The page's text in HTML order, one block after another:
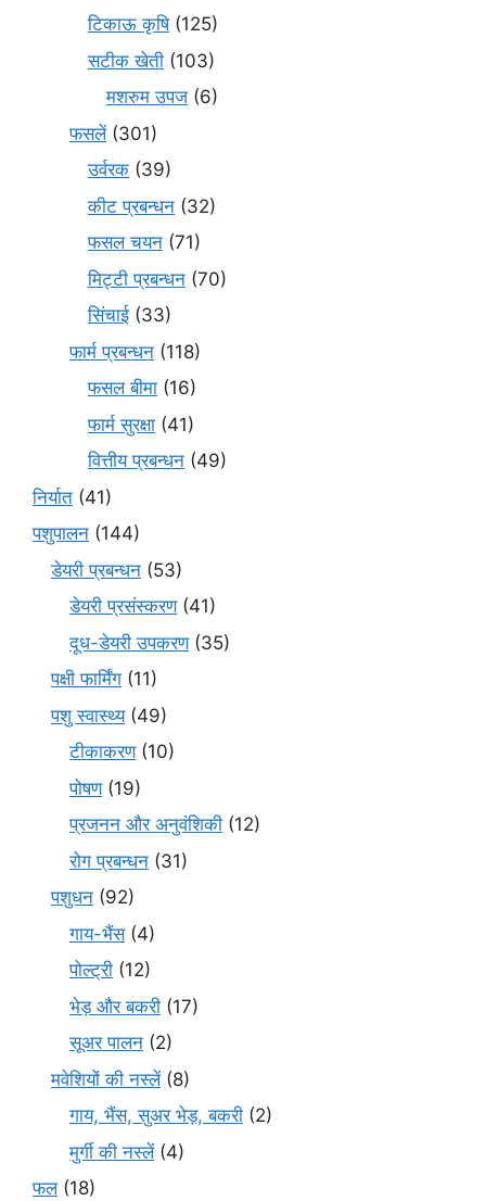
टिकाऊ कृषि(125)
सटीक खेती (103)
मशरुम उपज (6)
फसलें(301)
उर्वरक (39)
कीट प्रबन्धन (32)
फसल चयन (71)
मि‌ट्टी प्रबन्धन (70)
सिंचाई (33)
फार्म प्रबन्धन (118)
फसल बीमा (16)
फार्म सुरक्षा (41)
वित्तीय प्रबन्धन (49)
निर्यात (41)
पशुपालन (144)
डेयरी प्रबन्धन (53)
डेयरी प्रसंस्करण(41)
दूध-डेयरी उपकरण(35)
पक्षी फार्मिंग (11)
पशु स्वास्थ्य(49)
टीकाकरण(10)
पोषण(19)
प्रजनन और अनुवंशिकी (12)
रोग प्रबन्धन (31)
पशुधन (92)
गाय-भैंस(4)
पोल्ट्री (12)
भेड़ और बकरी (17)
सूअर पालन (2)
मवेशियों की नस्लें(8)
गाय, भैंस, सुअर भेड़, बकरी (2)
मुर्गी की नस्लें(4)
फल(18)